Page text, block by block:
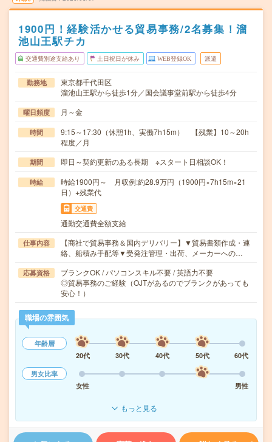
1900円！経験活かせる貿易事務/2名募集！溜
池山王駅チカ
交通費別途支給あり 土日祝日が休み WEB登録OK 派遣
勤務地
東京都千代田区
溜池山王駅から徒歩1分／国会議事堂前駅から徒歩4分
曜日頻度 月～金
時間
9:15～17:30（休憩1h、実働7h15m） 【残業】10～20h
程度／月
期間 即日～契約更新のある長期 ※スタート日相談OK！
時給
時給1900円～ 月収例:約28.9万円（1900円×7h15m×21
日）+残業代
交通費
通勤交通費全額支給
仕事内容
【商社で貿易事務＆国内デリバリー】▼貿易書類作成・連
絡、船積み手配等▼受発注管理・出荷、メーカーへの…
応募資格
ブランクOK / パソコンスキル不要 / 英語力不要
◎貿易事務のご経験（OJTがあるのでブランクがあっても
安心！）
職場の雰囲気
年齢層
20代
30代 40代 50代
60代
男女比率
女性
男性
もっと見る